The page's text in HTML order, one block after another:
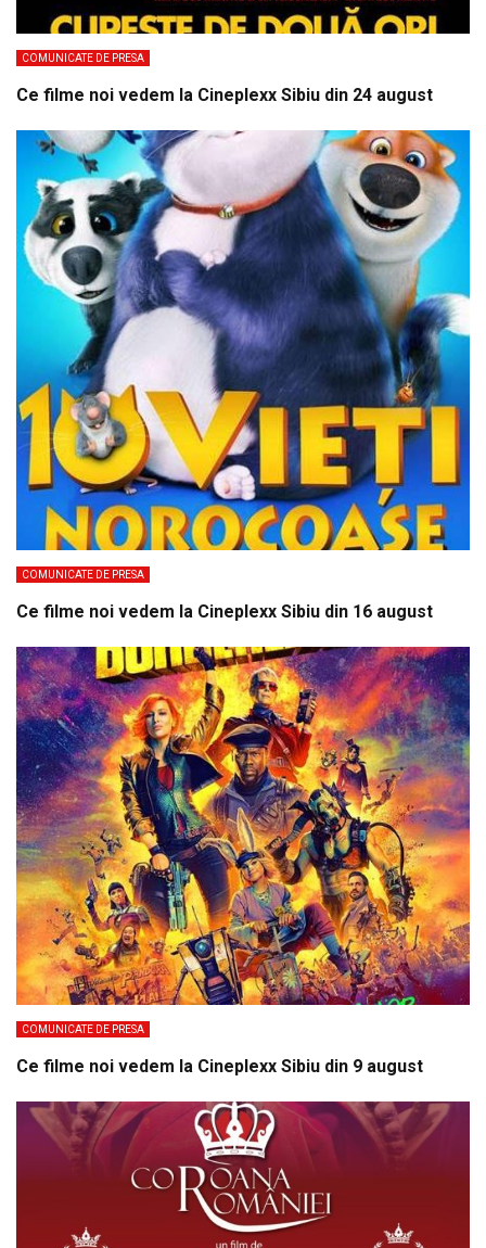
COMUNICATE DE PRESA
Ce filme noi vedem la Cineplexx Sibiu din 24 august
COMUNICATE DE PRESA
Ce filme noi vedem la Cineplexx Sibiu din 16 august
COMUNICATE DE PRESA
Ce filme noi vedem la Cineplexx Sibiu din 9 august